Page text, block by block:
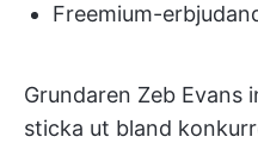
Freemium-
Grundaren Zeb Evans
sticka ut bland